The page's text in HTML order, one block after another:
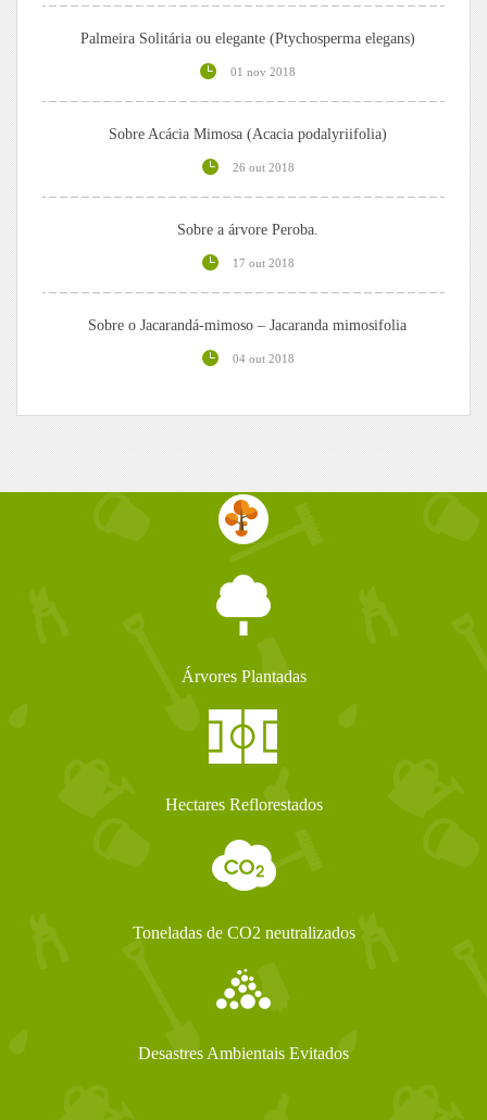
Palmeira Solitária ou elegante (Ptychosperma elegans)
01 nov 2018
Sobre Acácia Mimosa (Acacia podalyriifolia)
26 out 2018
Sobre a árvore Peroba.
17 out 2018
Sobre o Jacarandá-mimoso – Jacaranda mimosifolia
04 out 2018
Árvores Plantadas
Hectares Reflorestados
Toneladas de CO2 neutralizados
Desastres Ambientais Evitados